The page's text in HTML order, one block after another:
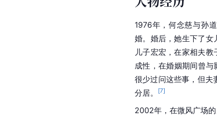
1976年，何念慈与孙
婚。婚后，她生下了女
儿子宏宏，在家相夫
成性，在婚姻期间曾与
很少过问这些事，但夫
分居。
[7]
2002年，在微风广场